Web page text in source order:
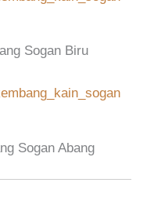
Sogan Biru
Sogan Abang